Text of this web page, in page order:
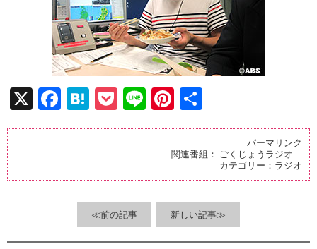
X
F
a
o
k
H
at
a
P
o
Li
n
Pi
nt
er
es
t
有
パーマリンク
関連番組： ごくじょうラジオ
カテゴリー： ラジオ
≪前の記事 新しい記事≫